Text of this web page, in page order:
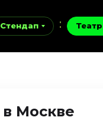
Стендап Театр
в Москве